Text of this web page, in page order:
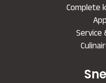
Complete
Service